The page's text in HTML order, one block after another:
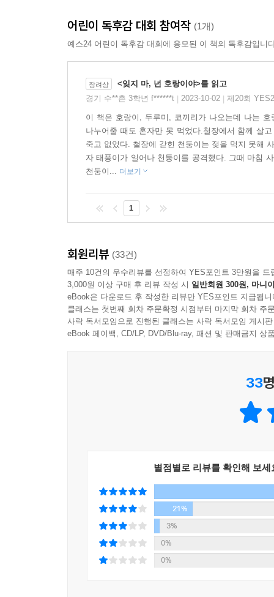
유일한 공간. 인권의 향상과 더불어 동물의 권리
《잊지 마, 넌 호랑이야》에는 동물원이 지금보
이 책은 부모와 아이들이 함께 읽고 ‘동물원이
‘동물은 당연히 동물원에 존재한다.’는 명제를
세우고, 상황에 대한 비판적인 사고를 하게 될 것이
어린이 독후감 대회 참여작 (1개)
예스24 어린이 독후감 대회에 응모된 이 책의 독후감입니
장려상
<잊지 마, 넌 호랑이야>를 읽고
경기 수**촌 3학년 f******t
2023-10-02 제20회
이 책은 호랑이, 두루미, 코끼리가 나오는데 나는
나누어줄 때도 혼자만 못 먹었다.철장에서 함께 살
죽고 없었다. 철장에 갇힌 천둥이는 젖을 먹지 못해
자 태풍이가 일어나 천둥이를 공격했다. 그때 마침
천둥이... 더보기
1
회원리뷰 (33건)
매주 10건의 우수리뷰를 선정하여 YES포인트 3만원을 드
3,000원 이상 구매 후 리뷰 작성 시 일반회원 300원, 마니
eBook은 다운로드 후 작성한 리뷰만 YES포인트 지급됩니
클래스는 첫번째 회차 주문확정 시점부터 마지막 회차 주
사락 독서모임으로 진행된 클래스는 사락 독서모임 게시
eBook 페이백, CD/LP, DVD/Blu-ray, 패션 및 판매금지 상
33
별점별로 리뷰를 확인해 보세
21%
3%
0%
0%